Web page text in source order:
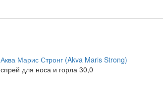
Аква Марис Стронг (Akva Maris Strong)
спрей для носа и горла 30,0